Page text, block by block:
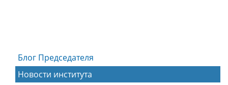
Блог Председателя
Новости института